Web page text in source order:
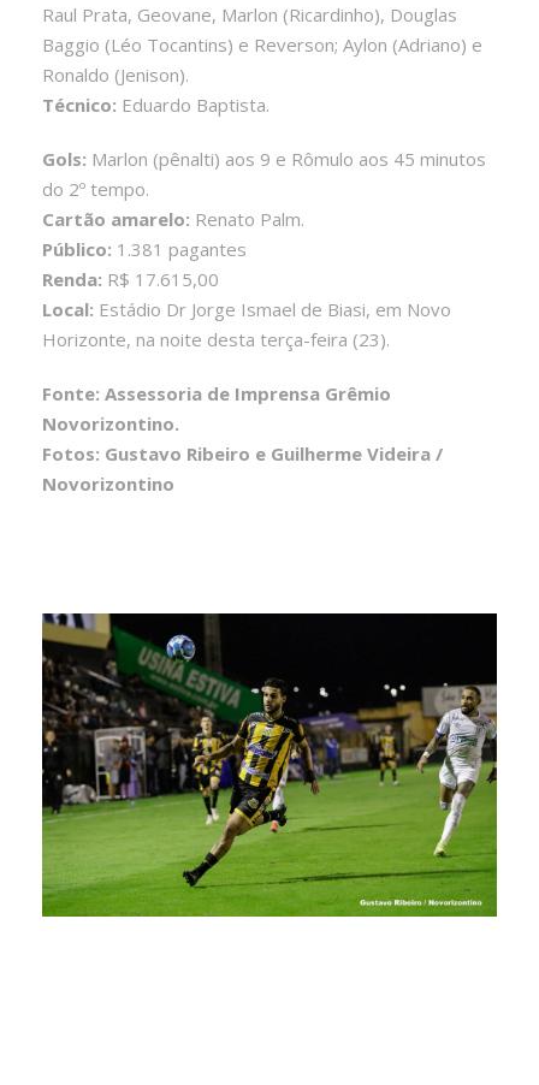
Raul Prata, Geovane, Marlon (Ricardinho), Douglas
Baggio (Léo Tocantins) e Reverson; Aylon (Adriano) e
Ronaldo (Jenison).
Técnico: Eduardo Baptista.
Gols: Marlon (pênalti) aos 9 e Rômulo aos 45 minutos
do 2º tempo.
Cartão amarelo: Renato Palm.
Público: 1.381 pagantes
Renda: R$ 17.615,00
Local: Estádio Dr Jorge Ismael de Biasi, em Novo
Horizonte, na noite desta terça-feira (23).
Fonte: Assessoria de Imprensa Grêmio
Novorizontino.
Fotos: Gustavo Ribeiro e Guilherme Videira /
Novorizontino